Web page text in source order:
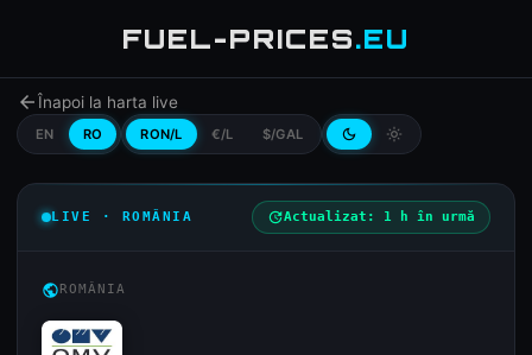
FUEL-PRICES.EU
arrow_backÎnapoi la harta live
EN RO RON/L €/L $/GAL dark_mode light_mode
LIVE · ROMÂNIA updateActualizat: 1 h în urmă
publicROMÂNIA